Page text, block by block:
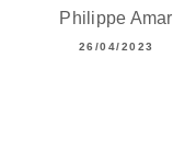
Philippe Amar
26/04/2023